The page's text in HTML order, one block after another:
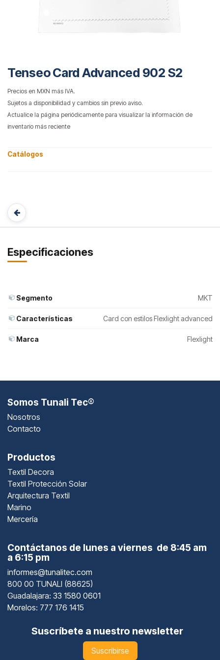
Tenseo Card Advanced 902 S2
Precios en MXN más IVA.
Sujetos a disponibilidad y cambios sin previo aviso.
Actualice la página periódicamente para visualizar la información de
inventario más reciente
Catálogos
Especificaciones
Segmento MKT
Características Card con estilos Flexlight advanced
Marca Flexlight
Somos Tunali Tec®
Nosotros
Contacto
Productos
Textil Decora
Textil Protección Solar
Arquitectura Textil
Marino
Mercería
Contáctanos de lunes a viernes de 8:45 am
a 6:15 pm
informes@tunalitec.com
800 00 TUNALI (88625)
Guadalajara: 33 1580 0601
Morelos: 777 176 1415
Suscríbete a nuestro newsletter
Suscribirse